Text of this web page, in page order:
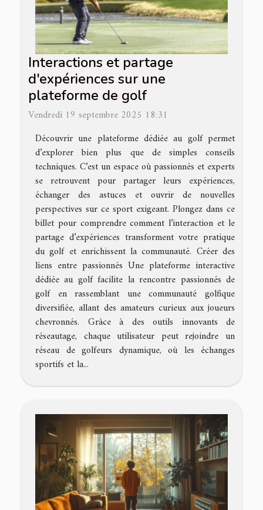
Interactions et partage
d'expériences sur une
plateforme de golf
Vendredi 19 septembre 2025 18:31
Découvrir une plateforme dédiée au golf permet
d’explorer bien plus que de simples conseils
techniques. C’est un espace où passionnés et experts
se retrouvent pour partager leurs expériences,
échanger des astuces et ouvrir de nouvelles
perspectives sur ce sport exigeant. Plongez dans ce
billet pour comprendre comment l’interaction et le
partage d’expériences transforment votre pratique
du golf et enrichissent la communauté. Créer des
liens entre passionnés Une plateforme interactive
dédiée au golf facilite la rencontre passionnés de
golf en rassemblant une communauté golfique
diversifiée, allant des amateurs curieux aux joueurs
chevronnés. Grâce à des outils innovants de
réseautage, chaque utilisateur peut rejoindre un
réseau de golfeurs dynamique, où les échanges
sportifs et la...